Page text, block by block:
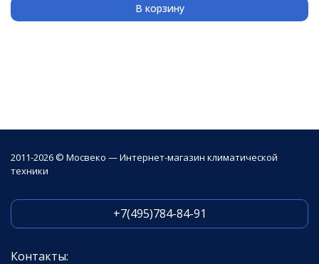
В корзину
2011-2026 © Мосвеко — Интернет-магазин климатической
техники
+7(495)784-84-91
Контакты: